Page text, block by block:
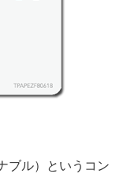
ブル）というコン